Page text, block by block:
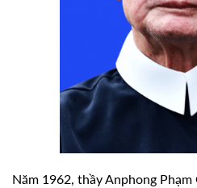
Năm 1962, thầy Anphong